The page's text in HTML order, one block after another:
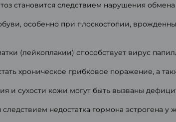
становится следствием нарушения
особенно при плоскостопии,
(лейкоплакии) способствует вирус
хроническое грибковое поражение, а
и сухости кожи могут быть вызваны
следствием недостатка гормона эстрогена